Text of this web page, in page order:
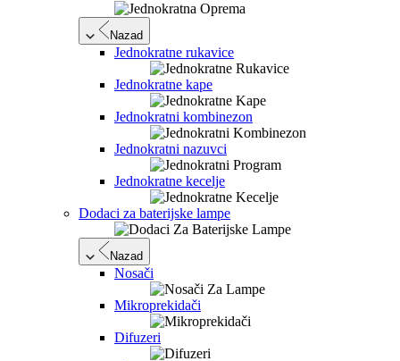
Nazad
Jednokratne rukavice
Jednokratne kape
Jednokratni kombinezon
Jednokratni nazuvci
Jednokratne kecelje
Dodaci za baterijske lampe
Nazad
Nosači
Mikroprekidači
Difuzeri